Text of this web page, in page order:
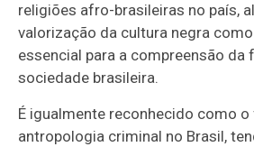
religiões afro-brasileiras no país,
valorização da cultura negra
essencial para a compreensão da
sociedade brasileira.
É igualmente reconhecido como
antropologia criminal no Brasil,